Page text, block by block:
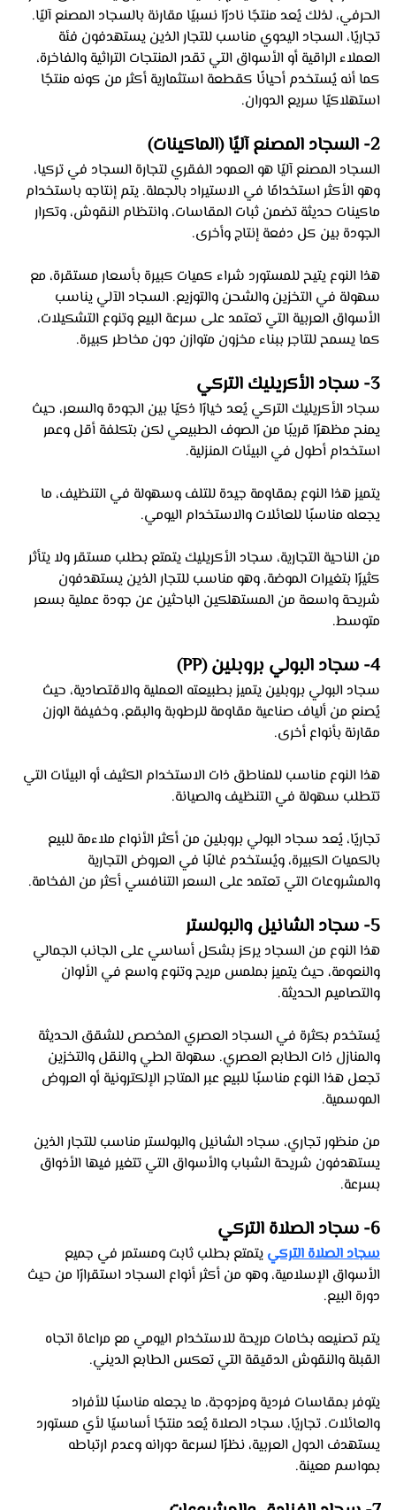
الحرفي، لذلك يُعد منتجًا نادرًا نسبيًا مقارنة بالسجاد المصنع آليًا.
تجاريًا، السجاد اليدوي مناسب للتجار الذين يستهدفون فئة
العملاء الراقية أو الأسواق التي تقدر المنتجات التراثية والفاخرة،
كما أنه يُستخدم أحيانًا كقطعة استثمارية أكثر من كونه منتجًا
استهلاكيًا سريع الدوران.
2- السجاد المصنع آليًا (الماكينات)
السجاد المصنع آليًا هو العمود الفقري لتجارة السجاد في تركيا،
وهو الأكثر استخدامًا في الاستيراد بالجملة. يتم إنتاجه باستخدام
ماكينات حديثة تضمن ثبات المقاسات، وانتظام النقوش، وتكرار
الجودة بين كل دفعة إنتاج وأخرى.
هذا النوع يتيح للمستورد شراء كميات كبيرة بأسعار مستقرة، مع
سهولة في التخزين والشحن والتوزيع. السجاد الآلي يناسب
الأسواق العربية التي تعتمد على سرعة البيع وتنوع التشكيلات،
كما يسمح للتاجر ببناء مخزون متوازن دون مخاطر كبيرة.
3- سجاد الأكريليك التركي
سجاد الأكريليك التركي يُعد خيارًا ذكيًا بين الجودة والسعر، حيث
يمنح مظهرًا قريبًا من الصوف الطبيعي لكن بتكلفة أقل وعمر
استخدام أطول في البيئات المنزلية.
يتميز هذا النوع بمقاومة جيدة للتلف وسهولة في التنظيف، ما
يجعله مناسبًا للعائلات والاستخدام اليومي.
من الناحية التجارية، سجاد الأكريليك يتمتع بطلب مستقر ولا يتأثر
كثيرًا بتغيرات الموضة، وهو مناسب للتجار الذين يستهدفون
شريحة واسعة من المستهلكين الباحثين عن جودة عملية بسعر
متوسط.
4- سجاد البولي بروبلين (PP)
سجاد البولي بروبلين يتميز بطبيعته العملية والاقتصادية، حيث
يُصنع من ألياف صناعية مقاومة للرطوبة والبقع، وخفيفة الوزن
مقارنة بأنواع أخرى.
هذا النوع مناسب للمناطق ذات الاستخدام الكثيف أو البيئات التي
تتطلب سهولة في التنظيف والصيانة.
تجاريًا، يُعد سجاد البولي بروبلين من أكثر الأنواع ملاءمة للبيع
بالكميات الكبيرة، ويُستخدم غالبًا في العروض التجارية
والمشروعات التي تعتمد على السعر التنافسي أكثر من الفخامة.
5- سجاد الشانيل والبولستر
هذا النوع من السجاد يركز بشكل أساسي على الجانب الجمالي
والنعومة، حيث يتميز بملمس مريح وتنوع واسع في الألوان
والتصاميم الحديثة.
يُستخدم بكثرة في السجاد العصري المخصص للشقق الحديثة
والمنازل ذات الطابع العصري. سهولة الطي والنقل والتخزين
تجعل هذا النوع مناسبًا للبيع عبر المتاجر الإلكترونية أو العروض
الموسمية.
من منظور تجاري، سجاد الشانيل والبولستر مناسب للتجار الذين
يستهدفون شريحة الشباب والأسواق التي تتغير فيها الأذواق
بسرعة.
6- سجاد الصلاة التركي
سجاد الصلاة التركي يتمتع بطلب ثابت ومستمر في جميع
الأسواق الإسلامية، وهو من أكثر أنواع السجاد استقرارًا من حيث
دورة البيع.
يتم تصنيعه بخامات مريحة للاستخدام اليومي مع مراعاة اتجاه
القبلة والنقوش الدقيقة التي تعكس الطابع الديني.
يتوفر بمقاسات فردية ومزدوجة، ما يجعله مناسبًا للأفراد
والعائلات. تجاريًا، سجاد الصلاة يُعد منتجًا أساسيًا لأي مستورد
يستهدف الدول العربية، نظرًا لسرعة دورانه وعدم ارتباطه
بمواسم معينة.